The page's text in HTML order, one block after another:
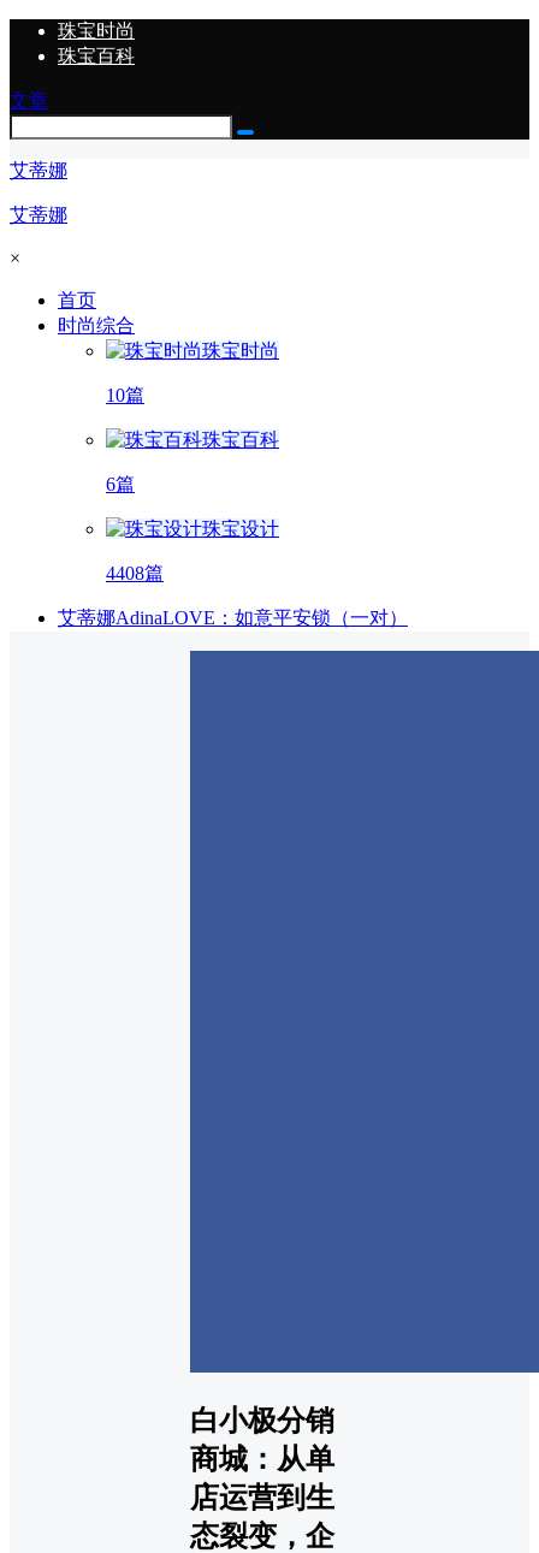
珠宝时尚
珠宝百科
文章
艾蒂娜
艾蒂娜
×
首页
时尚综合
珠宝时尚
10篇
珠宝百科
6篇
珠宝设计
4408篇
艾蒂娜AdinaLOVE：如意平安锁（一对）
白小极分销
商城：从单
店运营到生
态裂变，企